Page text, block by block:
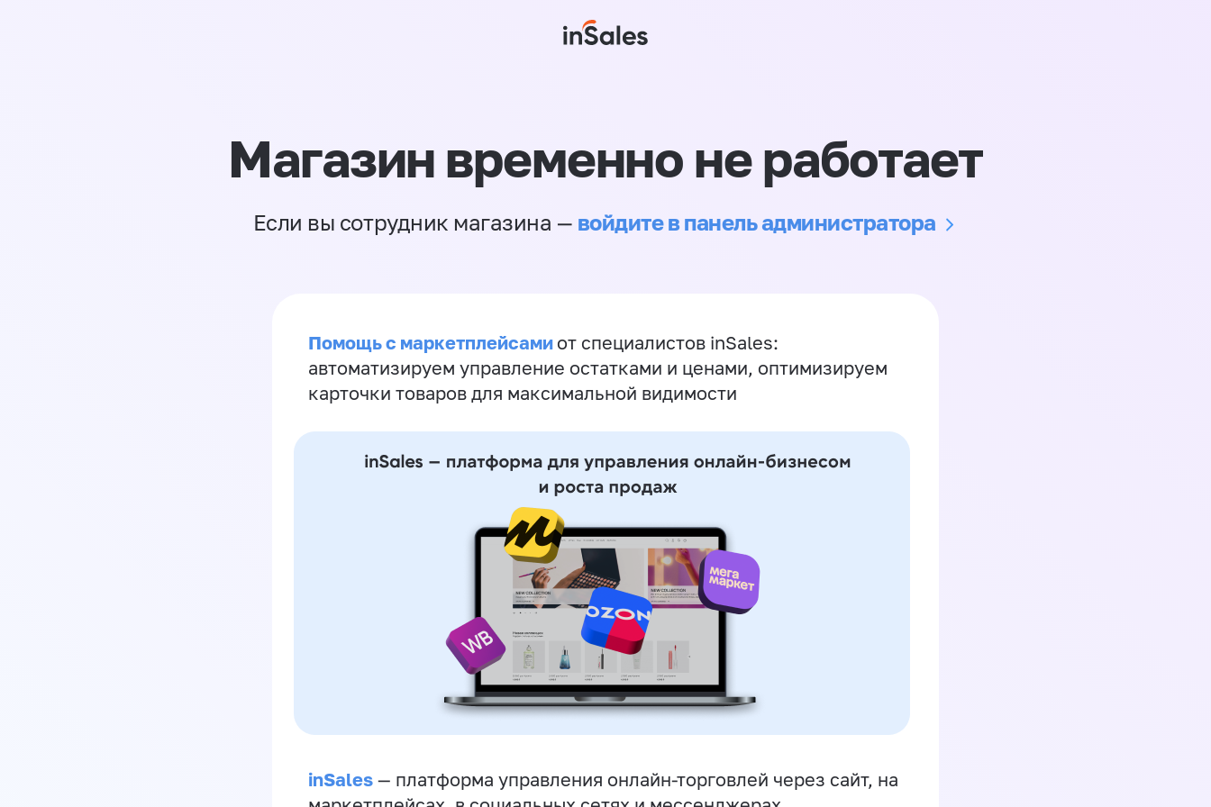
Магазин временно не работает
Если вы сотрудник магазина — войдите в панель администратора
Помощь с маркетплейсами от специалистов inSales:
автоматизируем управление остатками и ценами, оптимизируем
карточки товаров для максимальной видимости
inSales — платформа управления онлайн-торговлей через сайт, на